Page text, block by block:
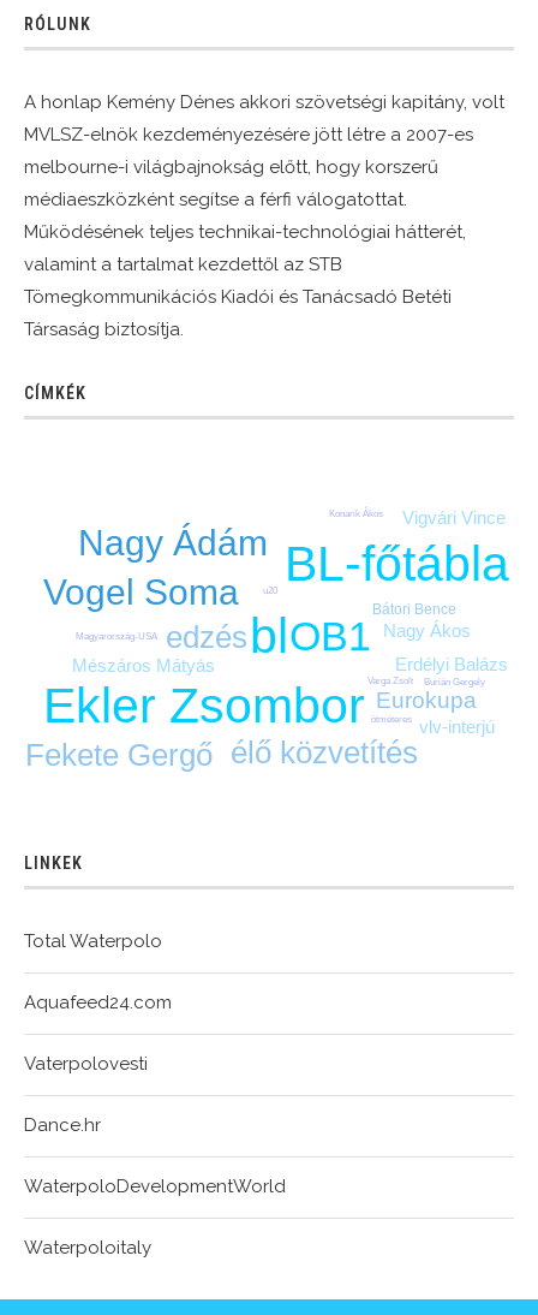
RÓLUNK
A honlap Kemény Dénes akkori szövetségi kapitány, volt
MVLSZ-elnök kezdeményezésére jött létre a 2007-es
melbourne-i világbajnokság előtt, hogy korszerű
médiaeszközként segítse a férfi válogatottat.
Működésének teljes technikai-technológiai hátterét,
valamint a tartalmat kezdettől az STB
Tömegkommunikációs Kiadói és Tanácsadó Betéti
Társaság biztosítja.
CÍMKÉK
bl
BL-főtábla
Ekler Zsombor
OB1
Nagy Ádám
Vogel Soma
edzés
Fekete Gergő élő közvetítés
Eurokupa
Erdélyi Balázs
Mészáros Mátyás
Nagy Ákos
Vigvári Vince
vlv-interjú
Bátori Bence
Burián Gergely
Konarik Ákos
Magyarország-USA
u20
Varga Zsolt
ötméteres
LINKEK
Total Waterpolo
Aquafeed24.com
Vaterpolovesti
Dance.hr
WaterpoloDevelopmentWorld
Waterpoloitaly